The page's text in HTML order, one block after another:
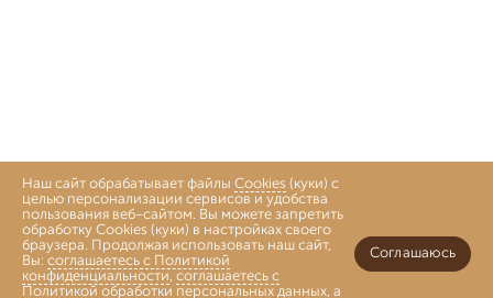
Наш сайт обрабатывает файлы Cookies (куки) с
целью персонализации сервисов и удобства
пользования веб-сайтом. Вы можете запретить
обработку Cookies (куки) в настройках своего
браузера. Продолжая использовать наш сайт,
Вы: соглашаетесь с Политикой
конфиденциальности, соглашаетесь с
Политикой обработки персональных данных, а
Соглашаюсь